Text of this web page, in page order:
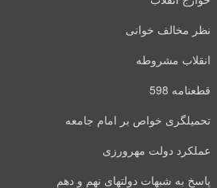
نظر مخالف خوانی
انقلاب مشروطه
قطعنامه 598
تحمیلگری خواص بر امام جامعه
عملکرد دولت مهرورزی
پاسخ به شبهات دولتهای نهم و دهم